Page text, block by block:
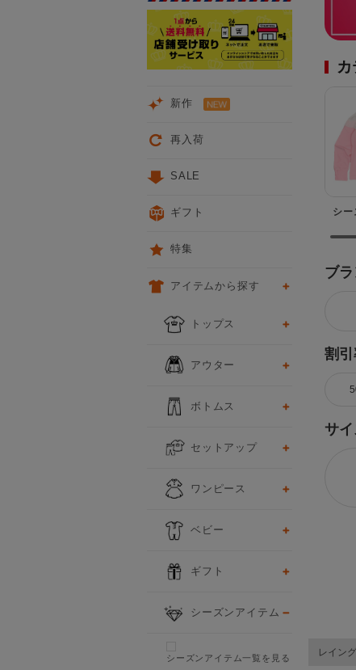
シー
ブ
割
サ
レイン
新作
再入荷
SALE
ギフト
特集
アイテムから探す
トップス
アウター
ボトムス
セットアップ
ワンピース
ベビー
ギフト
シーズンアイテム
シーズンアイテム一覧を見る